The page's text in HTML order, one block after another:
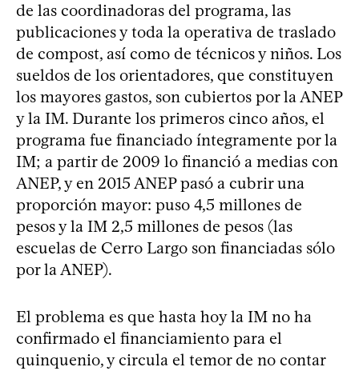
de las coordinadoras del programa, las
publicaciones y toda la operativa de traslado
de compost, así como de técnicos y niños. Los
sueldos de los orientadores, que constituyen
los mayores gastos, son cubiertos por la ANEP
y la IM. Durante los primeros cinco años, el
programa fue financiado íntegramente por la
IM; a partir de 2009 lo financió a medias con
ANEP, y en 2015 ANEP pasó a cubrir una
proporción mayor: puso 4,5 millones de
pesos y la IM 2,5 millones de pesos (las
escuelas de Cerro Largo son financiadas sólo
por la ANEP).
El problema es que hasta hoy la IM no ha
confirmado el financiamiento para el
quinquenio, y circula el temor de no contar